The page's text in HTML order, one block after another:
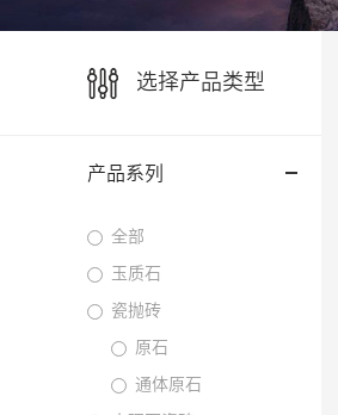
选择产品类型
产品系列
全部
玉质石
瓷抛砖
原石
通体原石